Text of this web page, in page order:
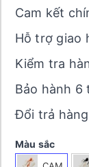
Cam kết
Hỗ trợ giao
Kiểm tra
Bảo hành 6
Đổi trả
Màu sắc